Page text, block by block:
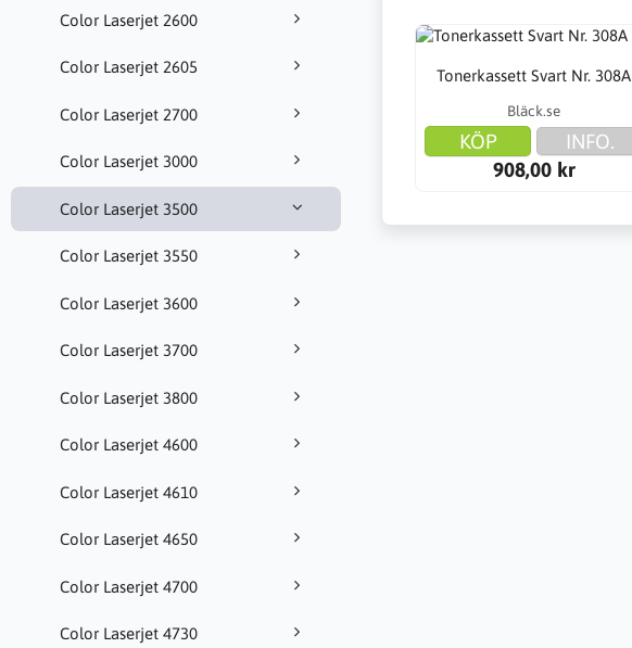
Color Laserjet 2600
Color Laserjet 2605
Color Laserjet 2700
Color Laserjet 3000
Color Laserjet 3500
Color Laserjet 3550
Color Laserjet 3600
Color Laserjet 3700
Color Laserjet 3800
Color Laserjet 4600
Color Laserjet 4610
Color Laserjet 4650
Color Laserjet 4700
Color Laserjet 4730
Tonerkassett Svart Nr. 308A
Bläck.se
KÖP
INFO.
908,00 kr